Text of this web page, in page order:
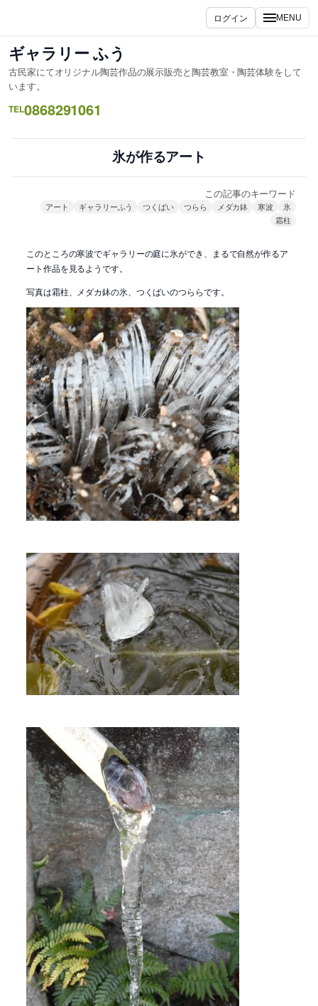
ス
キ
ッ
プ
ログイン MENU
ギャラリー ふう
古民家にてオリジナル陶芸作品の展示販売と陶芸教室・陶芸体験をして
います。
TEL0868291061
氷が作るアート
この記事のキーワード
アート ギャラリーふう つくばい つらら メダカ鉢 寒波
氷
霜柱
このところの寒波でギャラリーの庭に氷ができ、まるで自然が作るア
ート作品を見るようです。
写真は霜柱、メダカ鉢の氷、つくばいのつららです。